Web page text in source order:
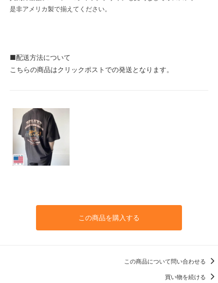
是非アメリカ製で揃えてください。
■配送方法について
こちらの商品はクリックポストでの発送となります。
この商品を購入する
この商品について問い合わせる
買い物を続ける